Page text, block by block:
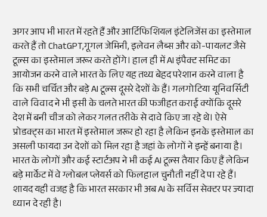
अगर आप भी भारत में रहते हैं और आर्टिफिशियल इंटेलिजेंस का इस्तेमाल
करते हैं तो ChatGPT,गूगल जेमिनी, इलेवन लैब्स और को-पायलट जैसे
टूल्स का इस्तेमाल जरूर करते होंगे। हाल ही में AI इंपैक्ट समिट का
आयोजन करने वाले भारत के लिए यह तथ्य बेहद परेशान करने वाला है
कि सभी चर्चित और बड़े AI टूल्स दूसरे देशों के हैं। गलगोटिया यूनिवर्सिटी
वाले विवाद ने भी इसी के चलते भारत की फजीहत कराई क्योंकि दूसरे
देश में बनी चीज को लेकर गलत तरीके से दावे किए जा रहे थे। ऐसे
प्रोडक्ट्स का भारत में इस्तेमाल जरूर हो रहा है लेकिन इनके इस्तेमाल का
असली फायदा उन देशों को मिल रहा है जहां के लोगों ने इन्हें बनाया है।
भारत के लोगों और कई स्टार्टअप ने भी कई AI टूल्स तैयार किए हैं लेकिन
बड़े मार्केट में वे ग्लोबल प्लेयर्स को फिलहाल चुनौती नहीं दे पा रहे हैं।
शायद यही वजह है कि भारत सरकार भी अब AI के सर्विस सेक्टर पर ज्यादा
ध्यान दे रही है।